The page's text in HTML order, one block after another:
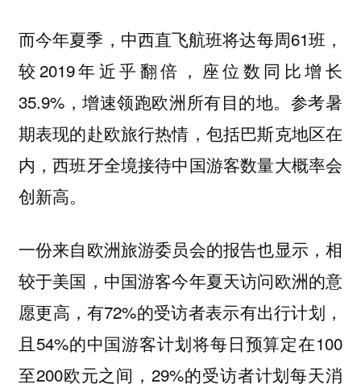
而今年夏季，中西直飞航班将达每周61班，
较2019年近乎翻倍，座位数同比增长
35.9%，增速领跑欧洲所有目的地。参考暑
期表现的赴欧旅行热情，包括巴斯克地区在
内，西班牙全境接待中国游客数量大概率会
创新高。
一份来自欧洲旅游委员会的报告也显示，相
较于美国，中国游客今年夏天访问欧洲的意
愿更高，有72%的受访者表示有出行计划，
且54%的中国游客计划将每日预算定在100
至200欧元之间，29%的受访者计划每天消